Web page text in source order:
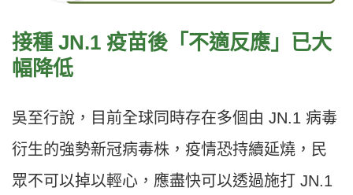
接種 JN.1 疫苗後「不適反應」已大
幅降低
吳至行說，目前全球同時存在多個由 JN.1 病毒
衍生的強勢新冠病毒株，疫情恐持續延燒，民
眾不可以掉以輕心，應盡快可以透過施打 JN.1